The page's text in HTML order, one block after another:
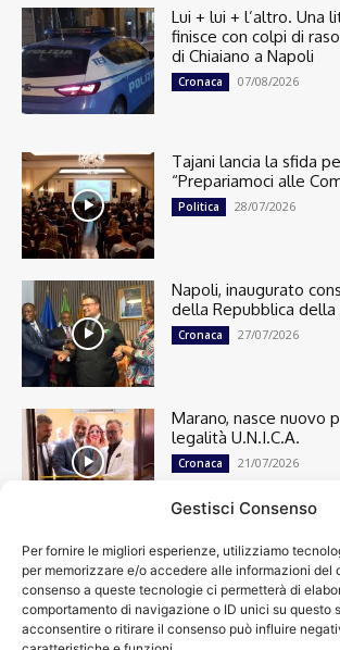
Gestisci Consenso
Per fornire le migliori esperienze, utilizziamo
per memorizzare e/o accedere alle informazioni del
consenso a queste tecnologie ci permetterà di
comportamento di navigazione o ID unici su questo
acconsentire o ritirare il consenso può influire
Lui + lui + l’altro. Una
finisce con colpi di
di Chiaiano a Napoli
Cronaca 07/08/2026
Tajani lancia la sfida
“Prepariamoci alle
Politica 28/07/2026
Napoli, inaugurato
della Repubblica della
Cronaca 27/07/2026
Marano, nasce nuovo
legalità U.N.I.C.A.
Cronaca 21/07/2026
Cronaca
Attualità
top
News